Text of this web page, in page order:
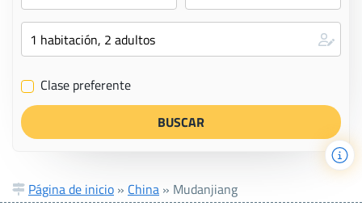
✔ Clase preferente
Página de inicio » China » Mudanjiang